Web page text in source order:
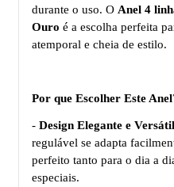
durante o uso. O Anel 4
Ouro é a escolha perfeita
atemporal e cheia de estilo.
Por que Escolher Este
- Design Elegante e Versátil
regulável se adapta
perfeito tanto para o dia a
especiais.